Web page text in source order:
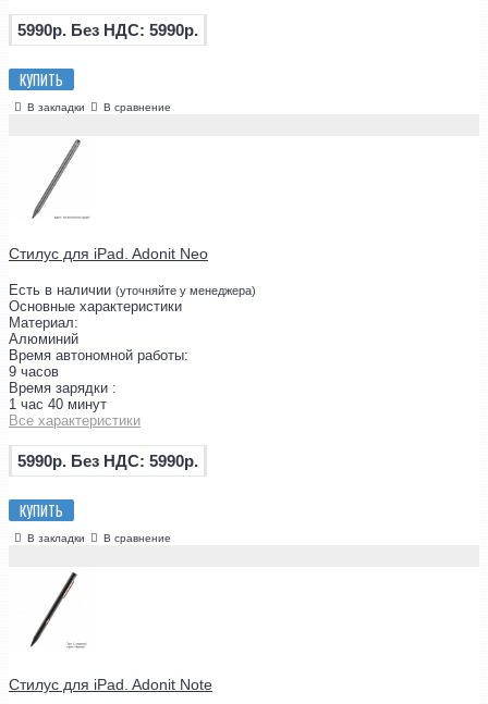
5990р. Без НДС: 5990р.
КУПИТЬ
В закладки В сравнение
Стилус для iPad. Adonit Neo
Есть в наличии (уточняйте у менеджера)
Основные характеристики
Материал:
Алюминий
Время автономной работы:
9 часов
Время зарядки :
1 час 40 минут
Все характеристики
5990р. Без НДС: 5990р.
КУПИТЬ
В закладки В сравнение
Стилус для iPad. Adonit Note